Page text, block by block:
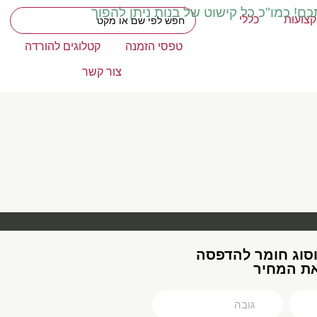
כמו"כ כל קישוט של בנות ניתן להפוך
כללי
טפסי הזמנה קטלוגים להורדה
צור קשר
חומר להדפסה
המחיר